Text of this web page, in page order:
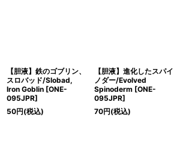
【胆液】鉄のゴブリン、
スロバッド/Slobad,
Iron Goblin [ONE-
095JPR]
50円(税込)
【胆液】進化したスパイ
ノダー/Evolved
Spinoderm [ONE-
095JPR]
70円(税込)